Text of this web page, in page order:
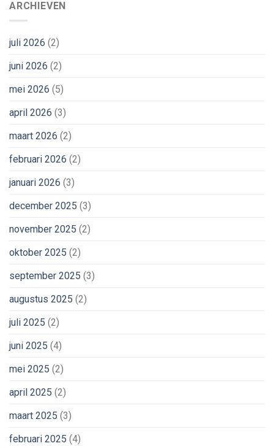
ARCHIEVEN
juli 2026 (2)
juni 2026 (2)
mei 2026 (5)
april 2026 (3)
maart 2026 (2)
februari 2026 (2)
januari 2026 (3)
december 2025 (3)
november 2025 (2)
oktober 2025 (2)
september 2025 (3)
augustus 2025 (2)
juli 2025 (2)
juni 2025 (4)
mei 2025 (2)
april 2025 (2)
maart 2025 (3)
februari 2025 (4)